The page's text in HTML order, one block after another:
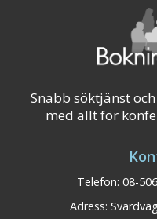
Snabb söktjänst
med allt för
Telefon: 08-
Adress: